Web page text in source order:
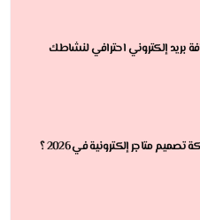
بريد إلكتروني احترافي لنشاطك
متاجر إلكترونية في 2026 ؟